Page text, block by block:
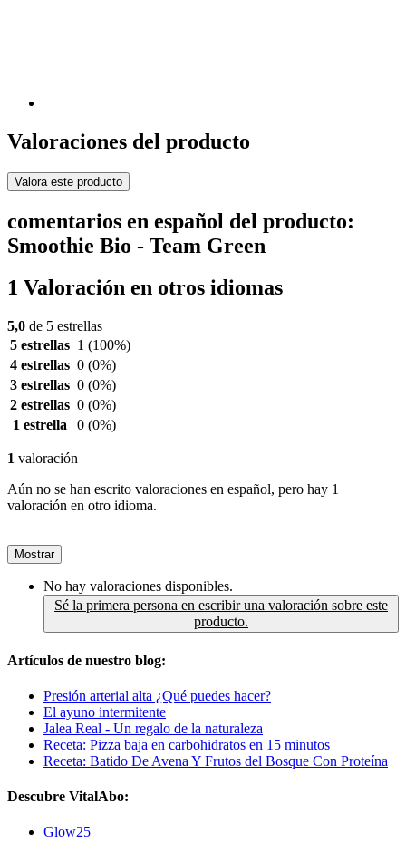
Valoraciones del producto
Valora este producto
comentarios en español del producto:
Smoothie Bio - Team Green
1 Valoración en otros idiomas
5,0 de 5 estrellas
5 estrellas 1 (100%)
4 estrellas 0 (0%)
3 estrellas 0 (0%)
2 estrellas 0 (0%)
1 estrella
0 (0%)
1 valoración
Aún no se han escrito valoraciones en español, pero hay 1
valoración en otro idioma.
Mostrar
No hay valoraciones disponibles.
Sé la primera persona en escribir una valoración sobre este
producto.
Artículos de nuestro blog:
Presión arterial alta ¿Qué puedes hacer?
El ayuno intermitente
Jalea Real - Un regalo de la naturaleza
Receta: Pizza baja en carbohidratos en 15 minutos
Receta: Batido De Avena Y Frutos del Bosque Con Proteína
Descubre VitalAbo:
Glow25